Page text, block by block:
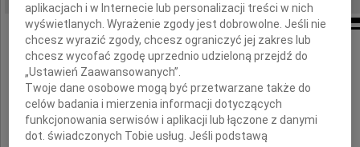
Naszej Koleżance
Dorocie Kurach-Płoskiej
wyrazy szczerego i głębokiego współczucia
aplikacjach i w Internecie lub personalizacji treści w nich
wyświetlanych. Wyrażenie zgody jest dobrowolne. Jeśli nie
chcesz wyrazić zgody, chcesz ograniczyć jej zakres lub
chcesz wycofać zgodę uprzednio udzieloną przejdź do
„Ustawień Zaawansowanych”.
Twoje dane osobowe mogą być przetwarzane także do
celów badania i mierzenia informacji dotyczących
funkcjonowania serwisów i aplikacji lub łączone z danymi
dot. świadczonych Tobie usług. Jeśli podstawą